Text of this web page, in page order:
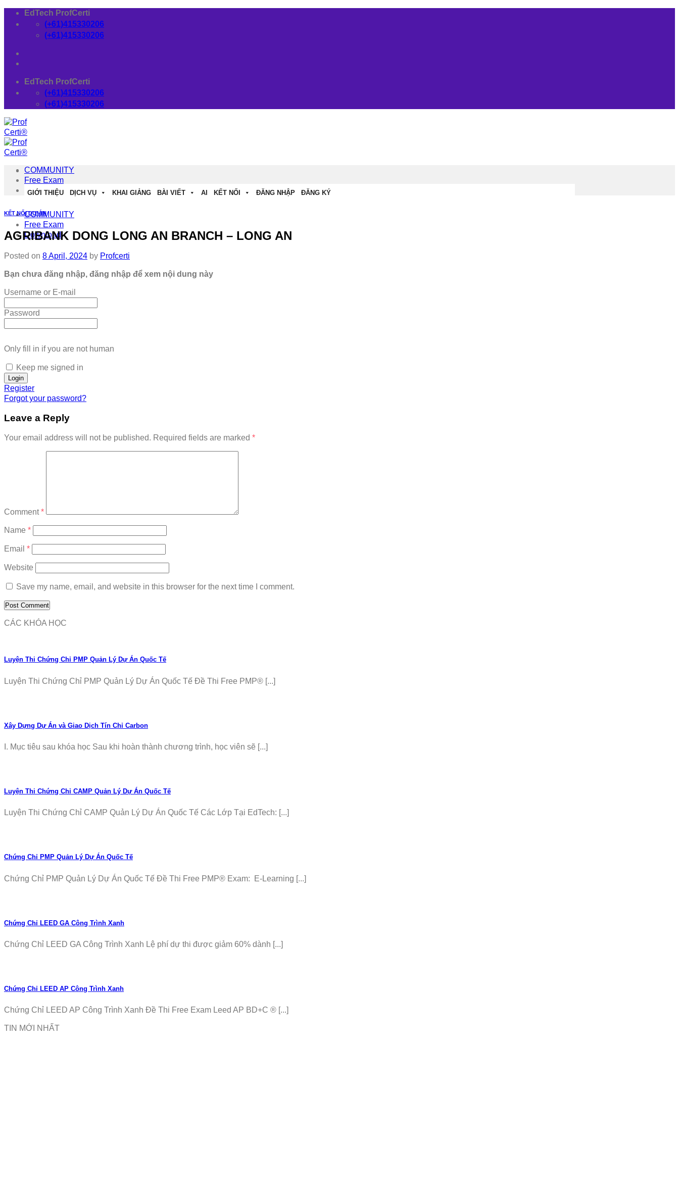
Skip
EdTech ProfCerti
(+61)415330206
(+61)415330206
EdTech ProfCerti
(+61)415330206
(+61)415330206
GIỚI THIỆU DỊCH VỤ KHAI GIẢNG BÀI VIẾT AI KẾT NỐI ĐĂNG NHẬP ĐĂNG KÝ
COMMUNITY
Free Exam
Download
COMMUNITY
Free Exam
Download
KẾT NỐI DỰ ÁN
AGRIBANK DONG LONG AN BRANCH – LONG AN
Posted on 8 April, 2024 by Profcerti
Bạn chưa đăng nhập, đăng nhập để xem nội dung này
Username or E-mail
Password
Only fill in if you are not human
Keep me signed in
Register
Forgot your password?
Leave a Reply
Your email address will not be published. Required fields are marked *
Comment*
Name *
Email *
Website
Save my name, email, and website in this browser for the next time I comment.
CÁC KHÓA HỌC
Luyện Thi Chứng Chỉ PMP Quản Lý Dự Án Quốc Tế
Luyện Thi Chứng Chỉ PMP Quản Lý Dự Án Quốc Tế Đề Thi Free PMP® [...]
Xây Dựng Dự Án và Giao Dịch Tín Chỉ Carbon
I. Mục tiêu sau khóa học Sau khi hoàn thành chương trình, học viên sẽ [...]
Luyện Thi Chứng Chỉ CAMP Quản Lý Dự Án Quốc Tế
Luyện Thi Chứng Chỉ CAMP Quản Lý Dự Án Quốc Tế Các Lớp Tại EdTech: [...]
Chứng Chỉ PMP Quản Lý Dự Án Quốc Tế
Chứng Chỉ PMP Quản Lý Dự Án Quốc Tế Đề Thi Free PMP® Exam: E-Learning [...]
Chứng Chỉ LEED GA Công Trình Xanh
Chứng Chỉ LEED GA Công Trình Xanh Lệ phí dự thi được giảm 60% dành [...]
Chứng Chỉ LEED AP Công Trình Xanh
Chứng Chỉ LEED AP Công Trình Xanh Đề Thi Free Exam Leed AP BD+C ® [...]
TIN MỚI NHẤT